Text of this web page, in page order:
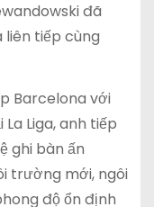
đã
liên tiếp cùng
Barcelona với
Liga, anh tiếp
ghi bàn ấn
trường mới, ngôi
độ ổn định